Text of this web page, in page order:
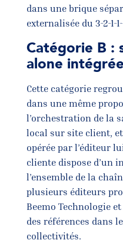
dans une brique
externalisée du 3-2-1-
Catégorie B :
alone
Cette catégorie
dans une même
l’orchestration de la
local sur site client,
opérée par l’éditeur
cliente dispose d’un
l’ensemble de la
plusieurs éditeurs
Beemo Technologie
des références dans
collectivités.